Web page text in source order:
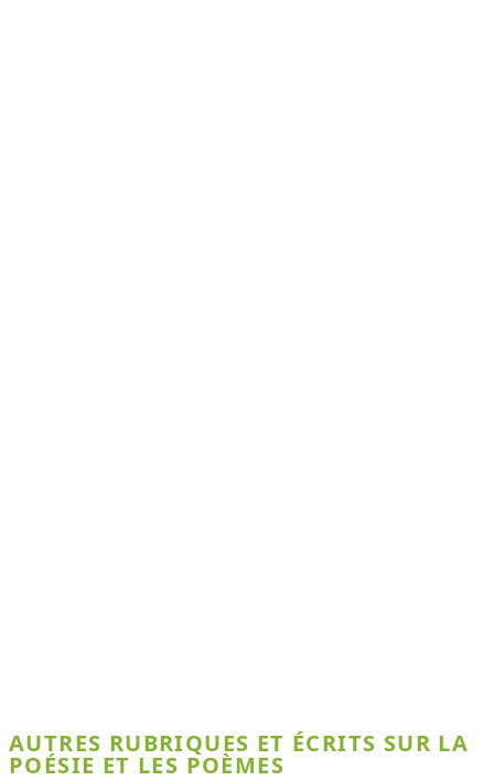
AUTRES RUBRIQUES ET ÉCRITS SUR LA
POÉSIE ET LES POÈMES